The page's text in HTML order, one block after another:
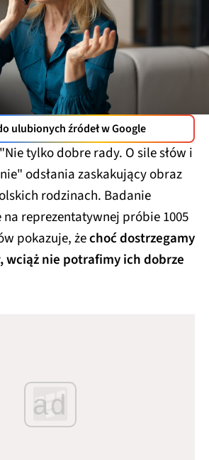
ulubionych źródeł w Google
tylko dobre rady. O sile słów i
odsłania zaskakujący obraz
rodzinach. Badanie
reprezentatywnej próbie 1005
pokazuje, żechoć dostrzegamy
wciąż nie potrafimy ich dobrze
ad